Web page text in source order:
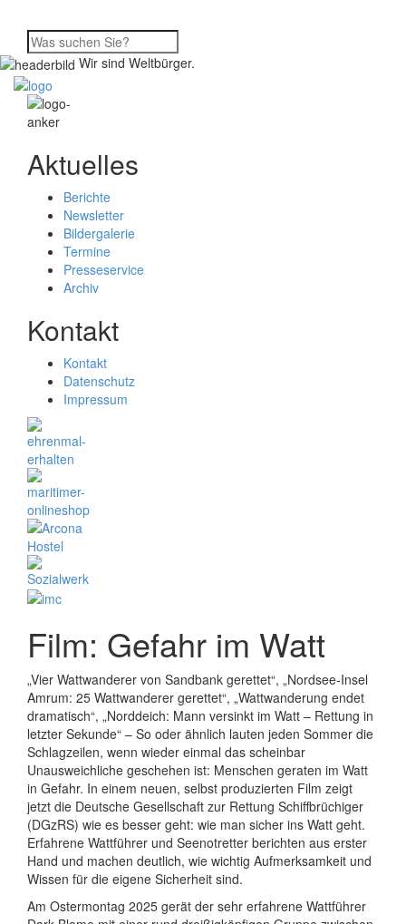
Wir sind Weltbürger.
Aktuelles
Berichte
Newsletter
Bildergalerie
Termine
Presseservice
Archiv
Kontakt
Kontakt
Datenschutz
Impressum
Film: Gefahr im Watt
„Vier Wattwanderer von Sandbank gerettet“, „Nordsee-Insel
Amrum: 25 Wattwanderer gerettet“, „Wattwanderung endet
dramatisch“, „Norddeich: Mann versinkt im Watt – Rettung in
letzter Sekunde“ – So oder ähnlich lauten jeden Sommer die
Schlagzeilen, wenn wieder einmal das scheinbar
Unausweichliche geschehen ist: Menschen geraten im Watt
in Gefahr. In einem neuen, selbst produzierten Film zeigt
jetzt die Deutsche Gesellschaft zur Rettung Schiffbrüchiger
(DGzRS) wie es besser geht: wie man sicher ins Watt geht.
Erfahrene Wattführer und Seenotretter berichten aus erster
Hand und machen deutlich, wie wichtig Aufmerksamkeit und
Wissen für die eigene Sicherheit sind.
Am Ostermontag 2025 gerät der sehr erfahrene Wattführer